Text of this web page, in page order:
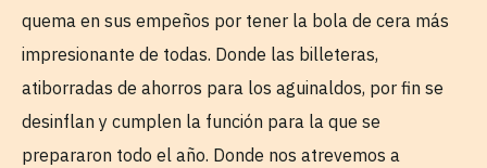
quema en sus empeños por tener la bola de cera más
impresionante de todas. Donde las billeteras,
atiborradas de ahorros para los aguinaldos, por fin se
desinflan y cumplen la función para la que se
prepararon todo el año. Donde nos atrevemos a